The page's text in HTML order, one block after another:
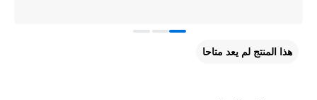
هذا المنتج لم يعد متاحا